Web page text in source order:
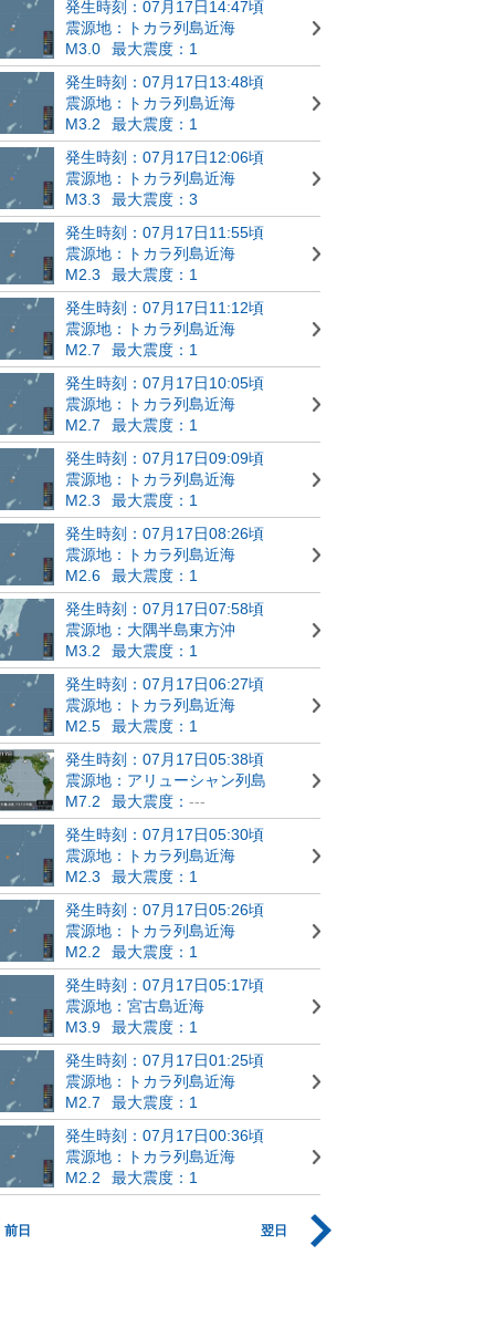
発生時刻：07月17日14:47頃
震源地：トカラ列島近海
M3.0
最大震度：1
発生時刻：07月17日13:48頃
震源地：トカラ列島近海
M3.2
最大震度：1
発生時刻：07月17日12:06頃
震源地：トカラ列島近海
M3.3
最大震度：3
発生時刻：07月17日11:55頃
震源地：トカラ列島近海
M2.3
最大震度：1
発生時刻：07月17日11:12頃
震源地：トカラ列島近海
M2.7
最大震度：1
発生時刻：07月17日10:05頃
震源地：トカラ列島近海
M2.7
最大震度：1
発生時刻：07月17日09:09頃
震源地：トカラ列島近海
M2.3
最大震度：1
発生時刻：07月17日08:26頃
震源地：トカラ列島近海
M2.6
最大震度：1
発生時刻：07月17日07:58頃
震源地：大隅半島東方沖
M3.2
最大震度：1
発生時刻：07月17日06:27頃
震源地：トカラ列島近海
M2.5
最大震度：1
発生時刻：07月17日05:38頃
震源地：アリューシャン列島
M7.2
最大震度： ---
発生時刻：07月17日05:30頃
震源地：トカラ列島近海
M2.3
最大震度：1
発生時刻：07月17日05:26頃
震源地：トカラ列島近海
M2.2
最大震度：1
発生時刻：07月17日05:17頃
震源地：宮古島近海
M3.9
最大震度：1
発生時刻：07月17日01:25頃
震源地：トカラ列島近海
M2.7
最大震度：1
発生時刻：07月17日00:36頃
震源地：トカラ列島近海
M2.2
最大震度：1
前日 翌日